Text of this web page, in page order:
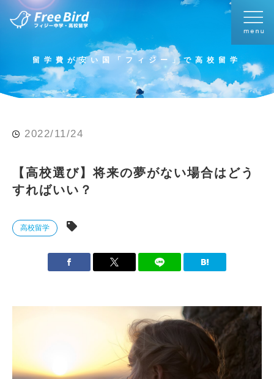
留学費が安い国「フィジー」で高校留学
2022/11/24
【高校選び】将来の夢がない場合はどう
すればいい？
高校留学